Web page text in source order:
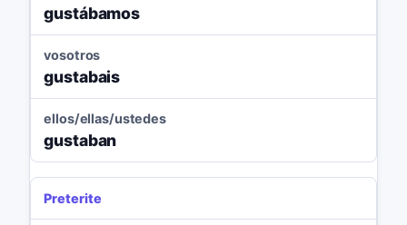
gustábamos
vosotros
gustabais
ellos/ellas/ustedes
gustaban
Preterite